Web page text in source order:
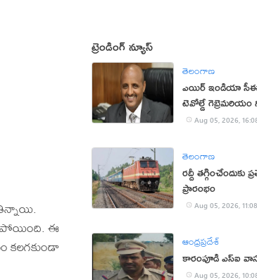
ఈ
కలగకుండా
ట్రెండింగ్ న్యూస్
తెలంగాణ
ఎయిర్ ఇండియా
టెవోల్డే
Aug 05, 2026,
తెలంగాణ
రద్దీ తగ్గించేందుకు
ప్రారంభం
Aug 05, 2026,
ఆంధ్రప్రదేశ్
కారంపూడి ఎస్ఐ
Aug 05, 2026,